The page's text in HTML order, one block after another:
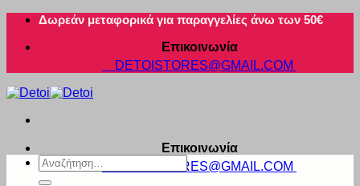
Μετάβαση
περιεχόμενο
Δωρεάν μεταφορικά για παραγγελίες άνω των 50€
Επικοινωνία
DETOISTORES@GMAIL.COM
Επικοινωνία
DETOISTORES@GMAIL.COM
Αναζήτηση
για: